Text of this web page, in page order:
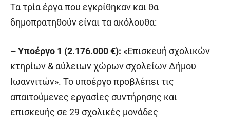
Τα τρία έργα που εγκρίθηκαν και θα
δημοπρατηθούν είναι τα ακόλουθα:
– Υποέργο 1 (2.176.000 €): «Επισκευή σχολικών
κτηρίων & αύλειων χώρων σχολείων Δήμου
Ιωαννιτών». Το υποέργο προβλέπει τις
απαιτούμενες εργασίες συντήρησης και
επισκευής σε 29 σχολικές μονάδες